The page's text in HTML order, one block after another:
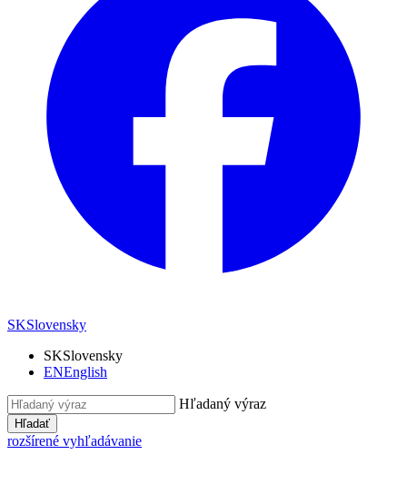
SKSlovensky
SKSlovensky
ENEnglish
Hľadaný výraz
Hľadať
rozšírené vyhľadávanie